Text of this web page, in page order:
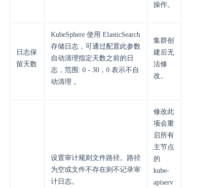
操作。
日志保
留天数
KubeSphere 使用 ElasticSearch
存储日志，可通过配置此参数
自动清理指定天数之前的日
志，范围: 0 - 30，0 表示不自
动清理 。
集群创
建后无
法修
改。
设置审计规则文件路径。路径
为空或文件不存在则不记录审
计日志。
修改此
项会重
启所有
主节点
的
kube-
apiserv